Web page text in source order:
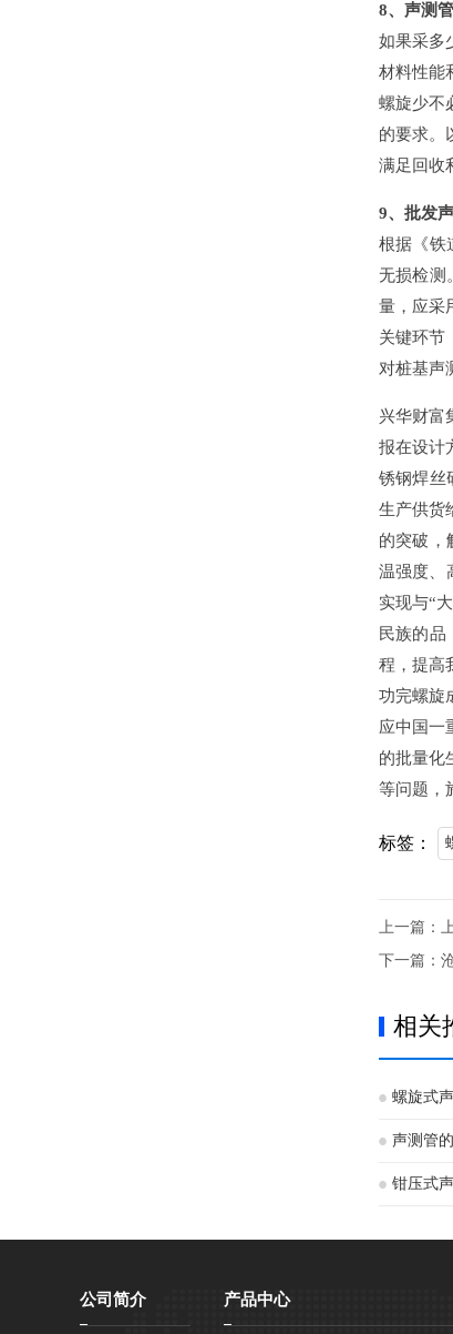
8、声测管
如果采多
材料性能
螺旋少不
的要求
满足回收
9、批
根据《铁
无损检测
量，应
关键环节
对桩基声
兴华财富
报在设计
锈钢焊丝
生产供货
的突破
温强度
实现与“大
民族的品
程，提
功完螺旋
应中国一
的批量化
等问题
标签：
上一篇：
下一篇：
相关
螺旋式
声测管
钳压式
公司简介 产品中心